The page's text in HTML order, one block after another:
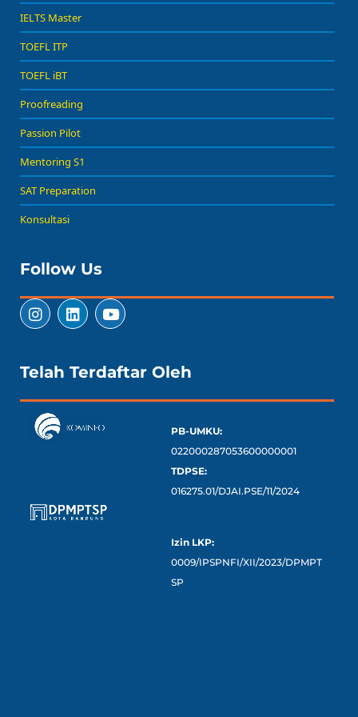
IELTS Master
TOEFL ITP
TOEFL iBT
Proofreading
Passion Pilot
Mentoring S1
SAT Preparation
Konsultasi
Follow Us
Telah Terdaftar Oleh
PB-UMKU:
022000287053600000001
TDPSE:
016275.01/DJAI.PSE/11/2024
Izin LKP:
0009/IPSPNFI/XII/2023/DPMPT
SP